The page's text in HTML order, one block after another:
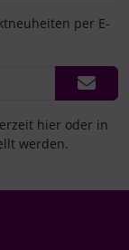
per E-
hier oder in
werden.